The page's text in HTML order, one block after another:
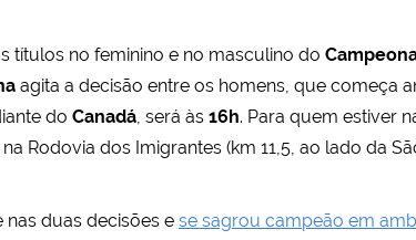
títulos no feminino e no masculino do
agita a decisão entre os homens, que começa
do Canadá, será às 16h. Para quem estiver
Rodovia dos Imigrantes (km 11,5, ao lado da
nas duas decisões e se sagrou campeão em